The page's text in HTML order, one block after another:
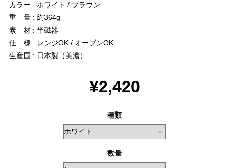
カラー : ホワイト / ブラウン
重 量 : 約364g
素 材 : 半磁器
仕 様 : レンジOK / オーブンOK
生産国 : 日本製（美濃）
¥2,420
種類
数量